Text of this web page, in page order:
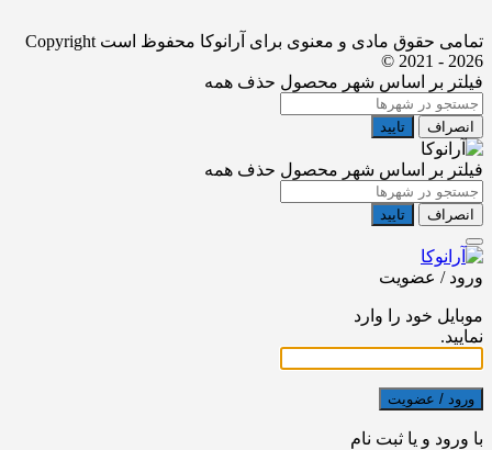
تمامی حقوق مادی و معنوی برای آرانوکا محفوظ است Copyright
© 2021 - 2026
فیلتر بر اساس شهر محصول حذف همه
انصراف تایید
فیلتر بر اساس شهر محصول حذف همه
انصراف تایید
ورود / عضویت
موبایل خود را وارد
نمایید.
ورود / عضویت
با ورود و یا ثبت نام